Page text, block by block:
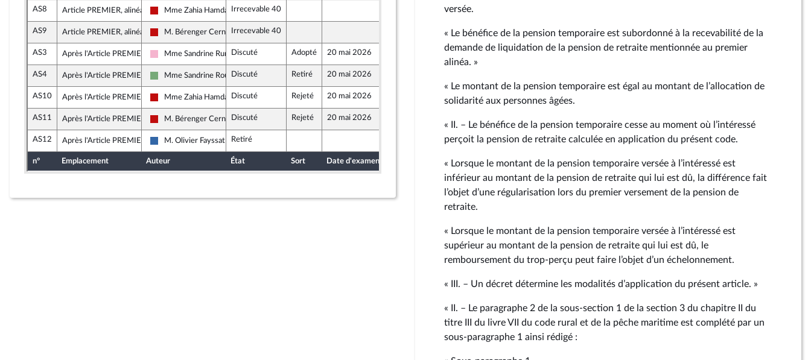
AS8 Article PREMIER, alinéa 2
La France insoumise - Nouveau Front Populaire
Mme Zahia HamdaneIrrecevable 40
AS9 Article PREMIER, alinéa 2
La France insoumise - Nouveau Front Populaire
M. Bérenger CernonIrrecevable 40
AS3 Après l'Article PREMIER
Socialistes et apparentés
Mme Sandrine RunelDiscuté Adopté 20 mai 2026
AS4 Après l'Article PREMIER
Écologiste et Social
Mme Sandrine Rousseau
Discuté Retiré 20 mai 2026
AS10 Après l'Article PREMIER
La France insoumise - Nouveau Front Populaire
Mme Zahia HamdaneDiscuté Rejeté 20 mai 2026
AS11 Après l'Article PREMIER
La France insoumise - Nouveau Front Populaire
M. Bérenger CernonDiscuté Rejeté 20 mai 2026
AS12 Après l'Article PREMIER
Union des droites pour la République
M. Olivier Fayssat Retiré
n° Emplacement Auteur État Sort Date d'examen Date de dépôt
versée.
« Le bénéfice de la pension temporaire est subordonné à la recevabilité de la
demande de liquidation de la pension de retraite mentionnée au premier
alinéa. »
« Le montant de la pension temporaire est égal au montant de l’allocation de
solidarité aux personnes âgées.
« II. – Le bénéfice de la pension temporaire cesse au moment où l’intéressé
perçoit la pension de retraite calculée en application du présent code.
« Lorsque le montant de la pension temporaire versée à l’intéressé est
inférieur au montant de la pension de retraite qui lui est dû, la différence fait
l’objet d’une régularisation lors du premier versement de la pension de
retraite.
« Lorsque le montant de la pension temporaire versée à l’intéressé est
supérieur au montant de la pension de retraite qui lui est dû, le
remboursement du trop‑perçu peut faire l’objet d’un échelonnement.
« III. – Un décret détermine les modalités d’application du présent article. »
« II. – Le paragraphe 2 de la sous‑section 1 de la section 3 du chapitre II du
titre III du livre VII du code rural et de la pêche maritime est complété par un
sous‑paragraphe 1 ainsi rédigé :